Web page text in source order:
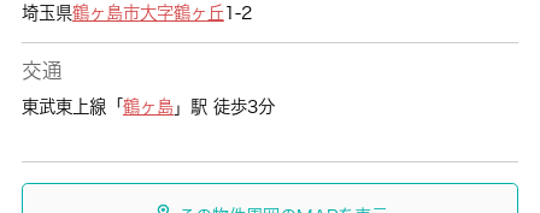
埼玉県鶴ヶ島市大字鶴ヶ丘 1-2
交通
東武東上線「 鶴ヶ島」駅 徒歩3分